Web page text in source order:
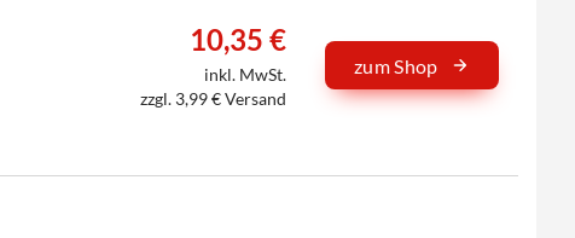
10,35 €
inkl. MwSt.
zzgl. 3,99 € Versand
zum Shop